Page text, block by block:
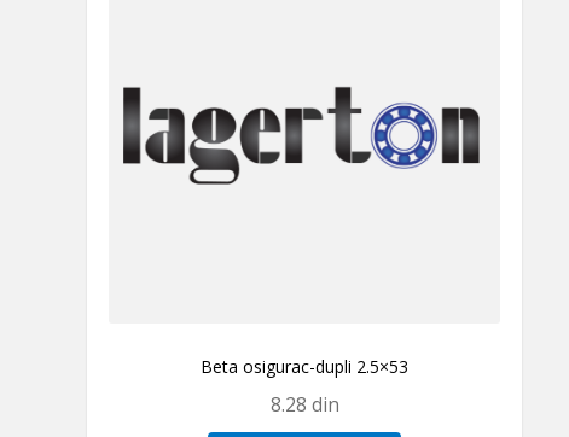
Beta osigurac-dupli 2.5×53
8.28 din